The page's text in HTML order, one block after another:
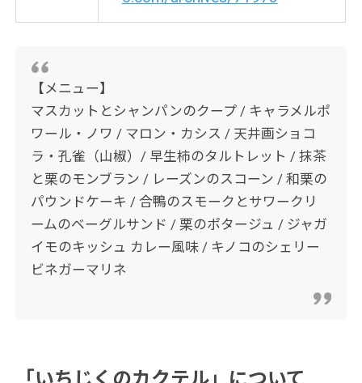
【メニュー】
マスカットとシャンパンのクープ / キャラメルポ
ワール・ノワ / マロン・カシス / 天井画ショコ
ラ・孔雀（山椒）/ 早生柿のタルトレット / 抹茶
と栗のモンブラン / レーズンのスコーン / 和栗の
パウンドケーキ / 合鴨のスモークとサワークリ
ームのベーグルサンド / 栗のポタージュ / ジャガ
イモのキッシュ カレー風味 / キノコのシェリー
ビネガーマリネ